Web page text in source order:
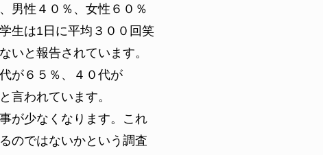
男性４０％、女性６０％
生は1日に平均３００回笑
いと報告されています。
が６５％、４０代が
言われています。
が少なくなります。これ
のではないかという調査